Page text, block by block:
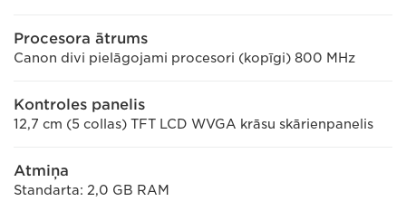
Procesora ātrums
Canon divi pielāgojami procesori (kopīgi) 800 MHz
Kontroles panelis
12,7 cm (5 collas) TFT LCD WVGA krāsu skārienpanelis
Atmiņa
Standarta: 2,0 GB RAM